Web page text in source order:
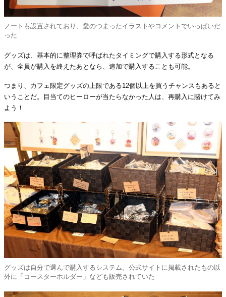
ノートも設置されており、愛のつまったイラストやコメントでいっぱいだ
った
グッズは、基本的に整理券で呼ばれたタイミングで購入する形式となる
が、全員が購入を終えたあとなら、追加で購入することも可能。
つまり、カフェ限定グッズの上限である12個以上を買うチャンスもあると
いうことだ。目当てのヒーローが当たらなかった人は、再購入に賭けてみ
よう！
グッズは自分で選んで購入するシステム。公式サイトに掲載されたもの以
外に「コースターホルダー」なども販売されていた